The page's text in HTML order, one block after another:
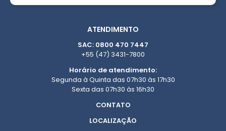
ATENDIMENTO
SAC: 0800 470 7447
+55 (47) 3431-7800
Horário de atendimento:
Segunda à Quinta das 07h30 às 17h30
Sexta das 07h30 às 16h30
CONTATO
LOCALIZAÇÃO